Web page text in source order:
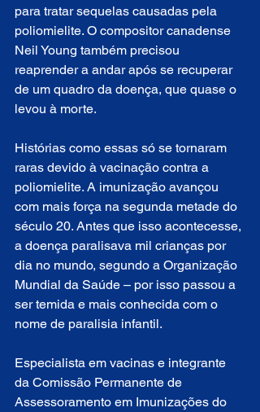
para tratar sequelas causadas pela
poliomielite. O compositor canadense
Neil Young também precisou
reaprender a andar após se recuperar
de um quadro da doença, que quase o
levou à morte.
Histórias como essas só se tornaram
raras devido à vacinação contra a
poliomielite. A imunização avançou
com mais força na segunda metade do
século 20. Antes que isso acontecesse,
a doença paralisava mil crianças por
dia no mundo, segundo a Organização
Mundial da Saúde – por isso passou a
ser temida e mais conhecida com o
nome de paralisia infantil.
Especialista em vacinas e integrante
da Comissão Permanente de
Assessoramento em Imunizações do